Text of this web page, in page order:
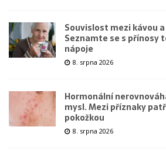
Souvislost mezi kávou
Seznamte se s přínosy
nápoje
8. srpna 2026
Hormonální
mysl. Mezi příznaky
pokožkou
8. srpna 2026